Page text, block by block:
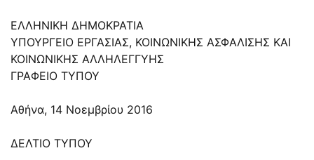
ΕΛΛΗΝΙΚΗ ΔΗΜΟΚΡΑΤΙΑ
ΥΠΟΥΡΓΕΙΟ ΕΡΓΑΣΙΑΣ, ΚΟΙΝΩΝΙΚΗΣ ΑΣΦΑΛΙΣΗΣ ΚΑΙ
ΚΟΙΝΩΝΙΚΗΣ ΑΛΛΗΛΕΓΓΥΗΣ
ΓΡΑΦΕΙΟ ΤΥΠΟΥ
Αθήνα, 14 Νοεμβρίου 2016
ΔΕΛΤΙΟ ΤΥΠΟΥ